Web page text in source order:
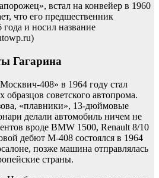
встал на конвейер в 1960
что его предшественник
года и носил название
Гагарина
408» в 1964 году стал
советского автопрома.
«плавники», 13-дюймовые
делали автомобиль ничем не
вроде BMW 1500, Renault 8/10
дебют М-408 состоялся в 1964
позже машина отправлялась
страны.